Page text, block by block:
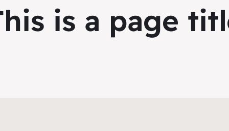
is a page